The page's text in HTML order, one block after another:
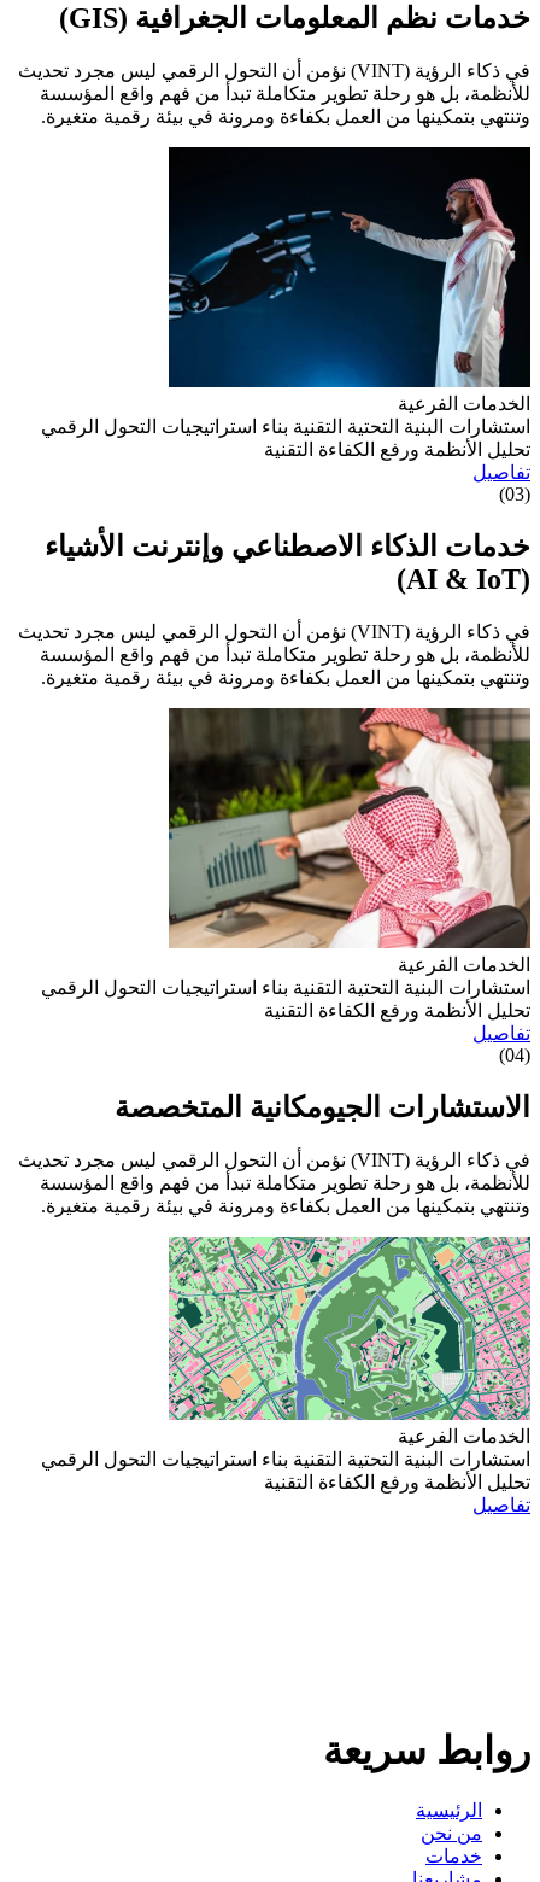
خدمات نظم المعلومات الجغرافية (GIS)
في ذكاء الرؤية (VINT) نؤمن أن التحول الرقمي ليس مجرد تحديث
للأنظمة، بل هو رحلة تطوير متكاملة تبدأ من فهم واقع المؤسسة
وتنتهي بتمكينها من العمل بكفاءة ومرونة في بيئة رقمية متغيرة.
الخدمات الفرعية
استشارات البنية التحتية التقنية بناء استراتيجيات التحول الرقمي
تحليل الأنظمة ورفع الكفاءة التقنية
تفاصيل
(03)
خدمات الذكاء الاصطناعي وإنترنت الأشياء
(AI & IoT)
في ذكاء الرؤية (VINT) نؤمن أن التحول الرقمي ليس مجرد تحديث
للأنظمة، بل هو رحلة تطوير متكاملة تبدأ من فهم واقع المؤسسة
وتنتهي بتمكينها من العمل بكفاءة ومرونة في بيئة رقمية متغيرة.
الخدمات الفرعية
استشارات البنية التحتية التقنية بناء استراتيجيات التحول الرقمي
تحليل الأنظمة ورفع الكفاءة التقنية
تفاصيل
(04)
الاستشارات الجيومكانية المتخصصة
في ذكاء الرؤية (VINT) نؤمن أن التحول الرقمي ليس مجرد تحديث
للأنظمة، بل هو رحلة تطوير متكاملة تبدأ من فهم واقع المؤسسة
وتنتهي بتمكينها من العمل بكفاءة ومرونة في بيئة رقمية متغيرة.
الخدمات الفرعية
استشارات البنية التحتية التقنية بناء استراتيجيات التحول الرقمي
تحليل الأنظمة ورفع الكفاءة التقنية
تفاصيل
روابط سريعة
الرئيسية
من نحن
خدمات